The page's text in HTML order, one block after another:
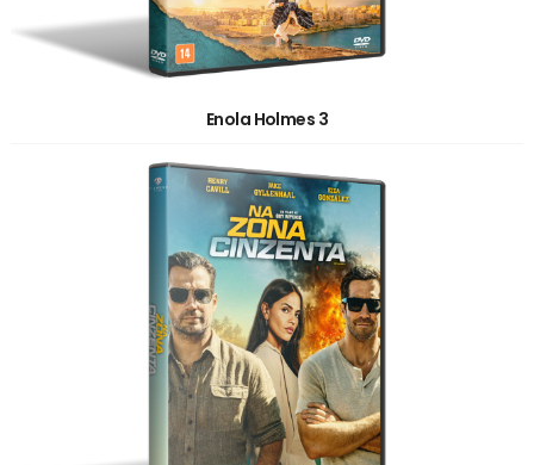
Enola Holmes 3